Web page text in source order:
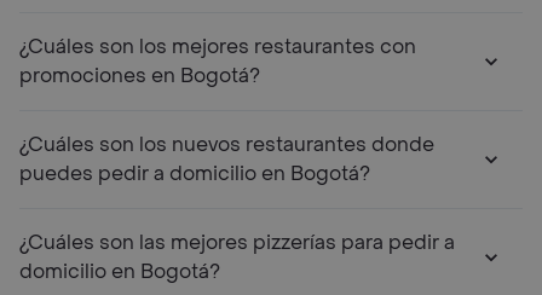
¿Cuáles son los mejores restaurantes con
promociones en Bogotá?
¿Cuáles son los nuevos restaurantes donde
puedes pedir a domicilio en Bogotá?
¿Cuáles son las mejores pizzerías para pedir a
domicilio en Bogotá?